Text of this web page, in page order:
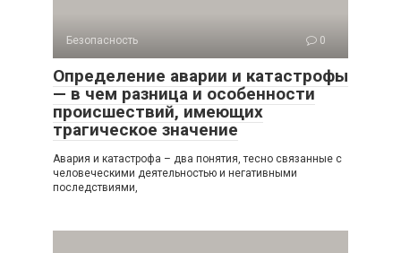
Безопасность 0
Определение аварии и катастрофы
— в чем разница и особенности
происшествий, имеющих
трагическое значение
Авария и катастрофа – два понятия, тесно связанные с
человеческими деятельностью и негативными
последствиями,